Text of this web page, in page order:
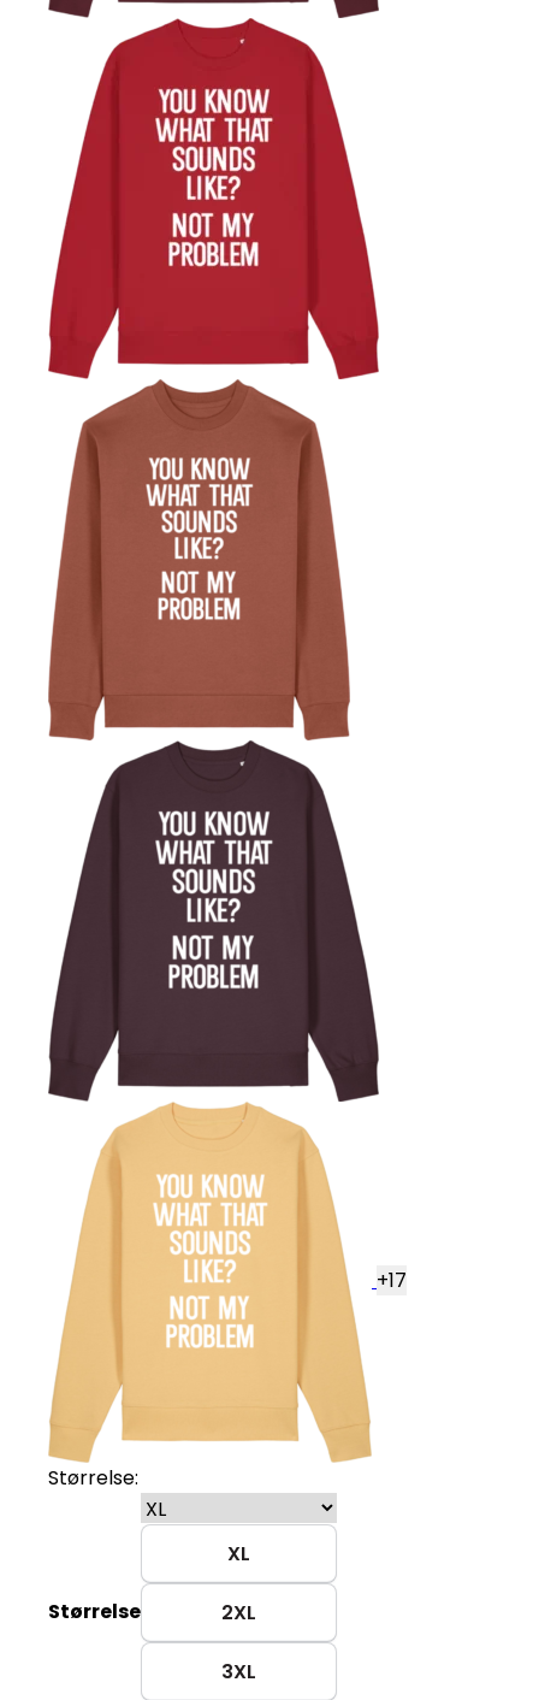
+17
Størrelse:
Størrelse
XL
2XL
3XL